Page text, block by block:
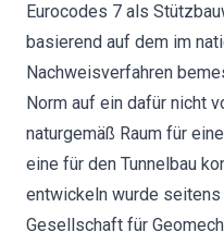
Eurocodes 7 als
basierend auf dem im
Nachweisverfahren
Norm auf ein dafür nicht
naturgemäß Raum für
eine für den Tunnelbau
entwickeln wurde
Gesellschaft für